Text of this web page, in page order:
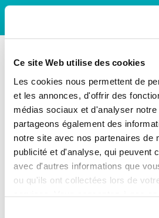
Ce site Web utilise des cookies
Les cookies nous permettent de
et les annonces, d'offrir des
médias sociaux et d'analyser
partageons également des
notre site avec nos partenaires de
publicité et d'analyse, qui peuvent
avec d'autres informations que
ou qu'ils ont collectées lors de